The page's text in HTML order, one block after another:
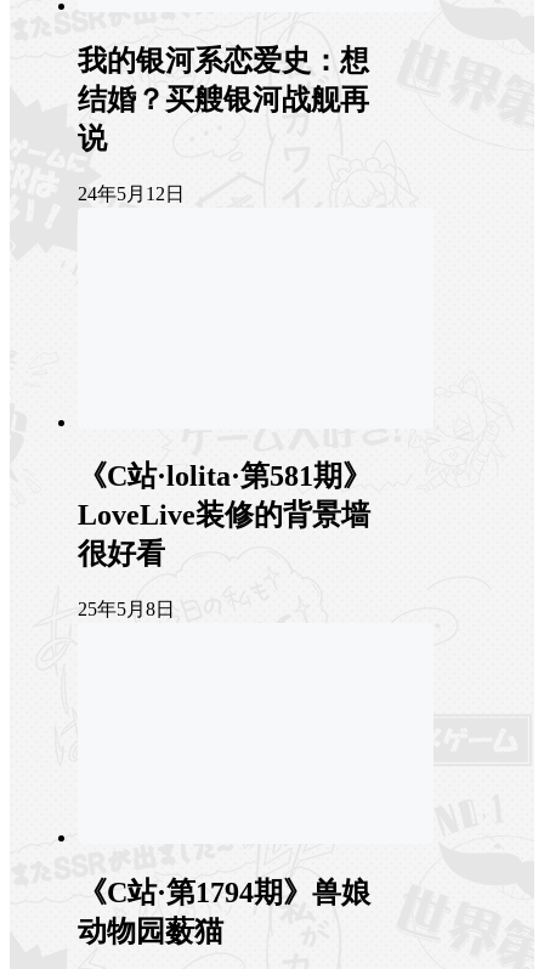
我的银河系恋爱史：想
结婚？买艘银河战舰再
说
24年5月12日
《C站·lolita·第581期》
LoveLive装修的背景墙
很好看
25年5月8日
《C站·第1794期》兽娘
动物园薮猫